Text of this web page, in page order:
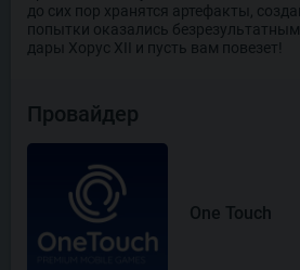
до сих пор хранятся артефакты,
попытки оказались
дары Хорус XII и пусть вам повезет!
Провайдер
One Touch